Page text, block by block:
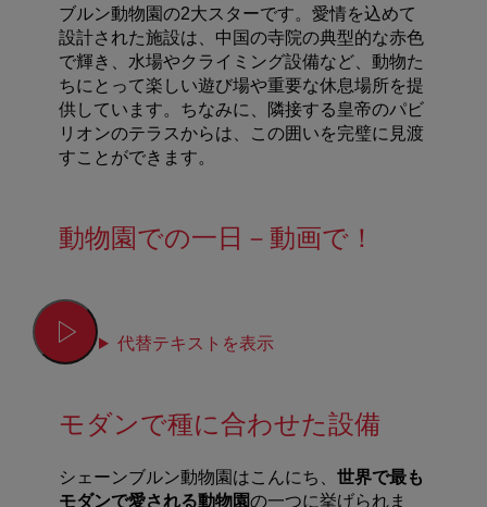
ブルン動物園の2大スターです。愛情を込めて
設計された施設は、中国の寺院の典型的な赤色
で輝き、水場やクライミング設備など、動物た
ちにとって楽しい遊び場や重要な休息場所を提
供しています。ちなみに、隣接する皇帝のパビ
リオンのテラスからは、この囲いを完璧に見渡
すことができます。
動物園での一日－動画で！
代替テキストを表示
モダンで種に合わせた設備
シェーンブルン動物園はこんにち、 世界で最も
モダンで愛される動物園の一つに挙げられま